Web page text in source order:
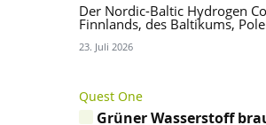
Der Nordic-Baltic Hydrogen
Finnlands, des Baltikums,
23. Juli 2026
Quest One
Grüner Wasserstoff